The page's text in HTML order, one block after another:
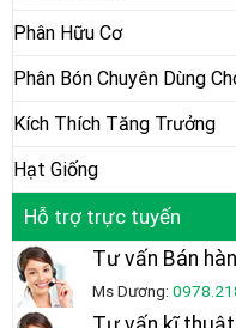
Phân Hữu Cơ
Phân Bón Chuyên Dùng
Kích Thích Tăng Trưởng
Hạt Giống
Hỗ trợ trực tuyến
Tư vấn Bán
Ms Dương: